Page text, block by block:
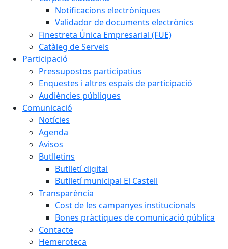
Notificacions electròniques
Validador de documents electrònics
Finestreta Única Empresarial (FUE)
Catàleg de Serveis
Participació
Pressupostos participatius
Enquestes i altres espais de participació
Audiències públiques
Comunicació
Notícies
Agenda
Avisos
Butlletins
Butlletí digital
Butlletí municipal El Castell
Transparència
Cost de les campanyes institucionals
Bones pràctiques de comunicació pública
Contacte
Hemeroteca